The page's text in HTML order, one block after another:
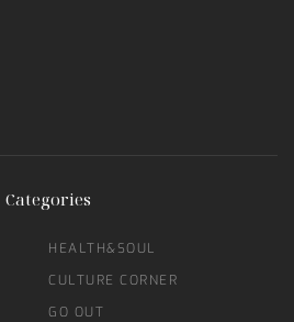
Categories
HEALTH&SOUL
CULTURE CORNER
GO OUT